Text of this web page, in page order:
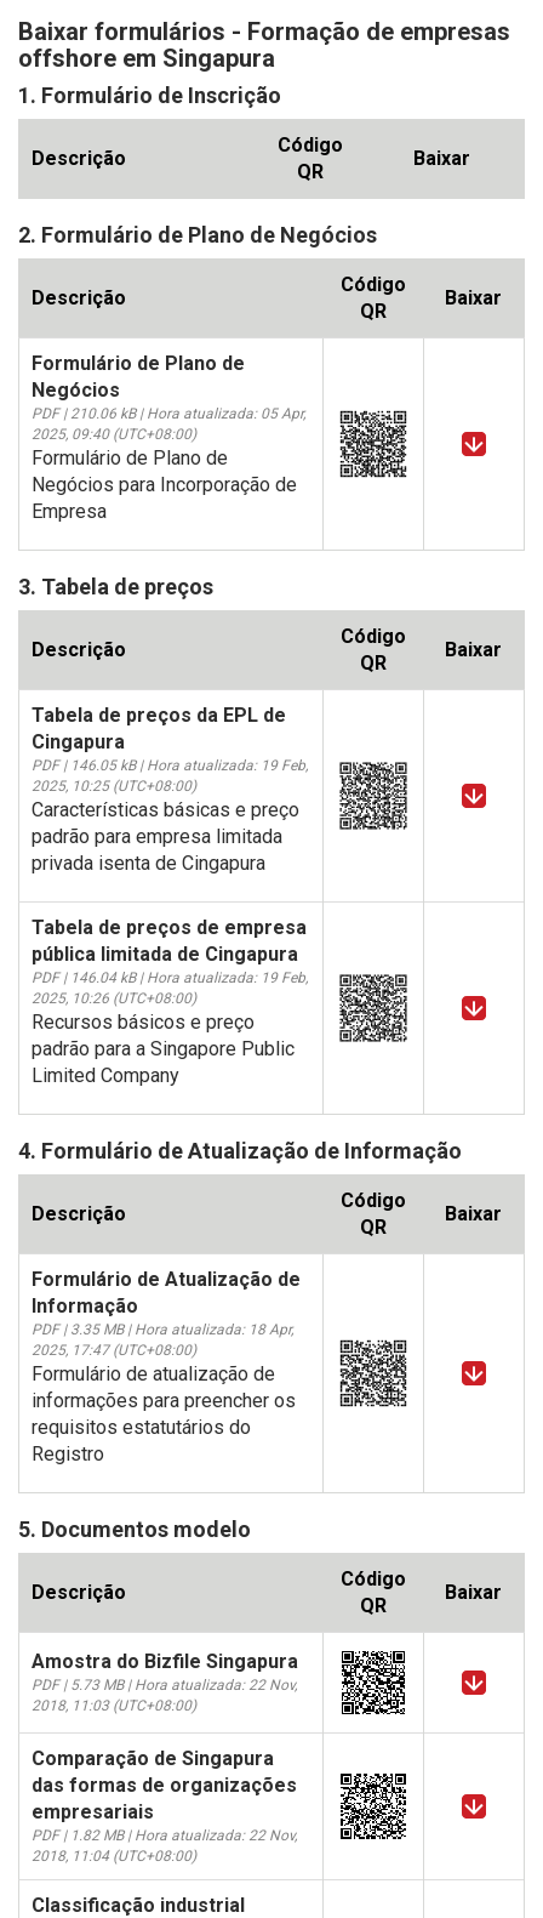
Baixar formulários - Formação de empresas
offshore em Singapura
1. Formulário de Inscrição
Descrição
Código
QR
Baixar
2. Formulário de Plano de Negócios
Descrição
Código
QR
Baixar
Formulário de Plano de
Negócios
PDF | 210.06 kB | Hora atualizada: 05 Apr,
2025, 09:40 (UTC+08:00)
Formulário de Plano de
Negócios para Incorporação de
Empresa
3. Tabela de preços
Descrição
Código
QR
Baixar
Tabela de preços da EPL de
Cingapura
PDF | 146.05 kB | Hora atualizada: 19 Feb,
2025, 10:25 (UTC+08:00)
Características básicas e preço
padrão para empresa limitada
privada isenta de Cingapura
Tabela de preços de empresa
pública limitada de Cingapura
PDF | 146.04 kB | Hora atualizada: 19 Feb,
2025, 10:26 (UTC+08:00)
Recursos básicos e preço
padrão para a Singapore Public
Limited Company
4. Formulário de Atualização de Informação
Descrição
Código
QR
Baixar
Formulário de Atualização de
Informação
PDF | 3.35 MB | Hora atualizada: 18 Apr,
2025, 17:47 (UTC+08:00)
Formulário de atualização de
informações para preencher os
requisitos estatutários do
Registro
5. Documentos modelo
Descrição
Código
QR
Baixar
Amostra do Bizfile Singapura
PDF | 5.73 MB | Hora atualizada: 22 Nov,
2018, 11:03 (UTC+08:00)
Comparação de Singapura
das formas de organizações
empresariais
PDF | 1.82 MB | Hora atualizada: 22 Nov,
2018, 11:04 (UTC+08:00)
Classificação industrial